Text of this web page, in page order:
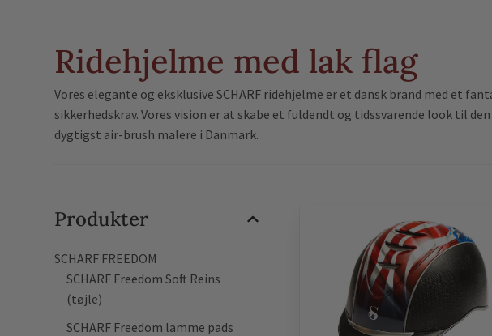
Ridehjelme med lak flag
Vores elegante og eksklusive SCHARF ridehjelme er et dansk brand med et
sikkerhedskrav. Vores vision er at skabe et fuldendt og tidssvarende look til
dygtigst air-brush malere i Danmark.
Produkter
SCHARF FREEDOM
SCHARF Freedom Soft Reins
(tøjle)
SCHARF Freedom lamme pads